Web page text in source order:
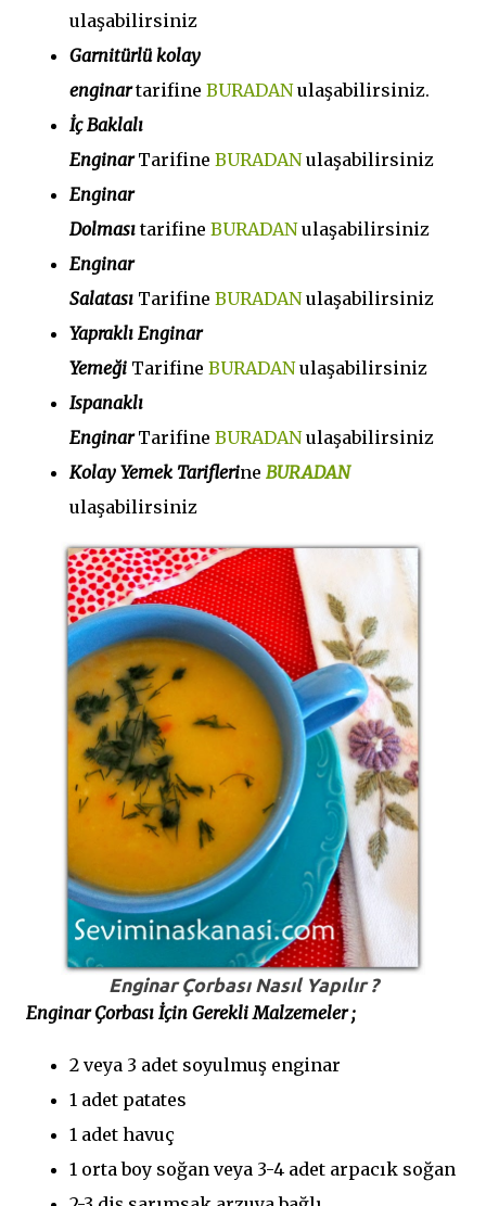
ulaşabilirsiniz
Garnitürlü kolay
enginartarifine BURADANulaşabilirsiniz.
İç Baklalı
EnginarTarifine BURADANulaşabilirsiniz
Enginar
Dolmasıtarifine BURADANulaşabilirsiniz
Enginar
Salatası Tarifine BURADANulaşabilirsiniz
Yapraklı Enginar
Yemeği Tarifine BURADANulaşabilirsiniz
Ispanaklı
EnginarTarifine BURADANulaşabilirsiniz
Kolay Yemek Tariflerine BURADAN
ulaşabilirsiniz
Enginar Çorbası Nasıl Yapılır ?
Enginar Çorbası İçin Gerekli Malzemeler ;
2 veya 3 adet soyulmuş enginar
1 adet patates
1 adet havuç
1 orta boy soğan veya 3-4 adet arpacık soğan